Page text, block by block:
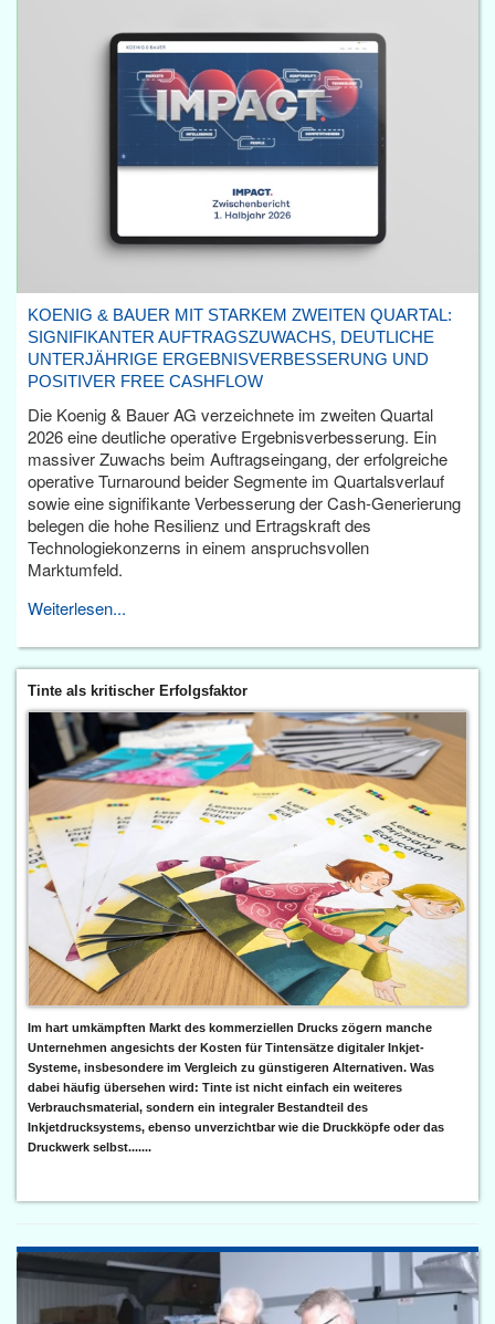
KOENIG & BAUER MIT STARKEM ZWEITEN QUARTAL:
SIGNIFIKANTER AUFTRAGSZUWACHS, DEUTLICHE
UNTERJÄHRIGE ERGEBNISVERBESSERUNG UND
POSITIVER FREE CASHFLOW
Die Koenig & Bauer AG verzeichnete im zweiten Quartal
2026 eine deutliche operative Ergebnisverbesserung. Ein
massiver Zuwachs beim Auftragseingang, der erfolgreiche
operative Turnaround beider Segmente im Quartalsverlauf
sowie eine signifikante Verbesserung der Cash-Generierung
belegen die hohe Resilienz und Ertragskraft des
Technologiekonzerns in einem anspruchsvollen
Marktumfeld.
Weiterlesen...
Tinte als kritischer Erfolgsfaktor
Im hart umkämpften Markt des kommerziellen Drucks zögern manche
Unternehmen angesichts der Kosten für Tintensätze digitaler Inkjet-
Systeme, insbesondere im Vergleich zu günstigeren Alternativen. Was
dabei häufig übersehen wird: Tinte ist nicht einfach ein weiteres
Verbrauchsmaterial, sondern ein integraler Bestandteil des
Inkjetdrucksystems, ebenso unverzichtbar wie die Druckköpfe oder das
Druckwerk selbst.......